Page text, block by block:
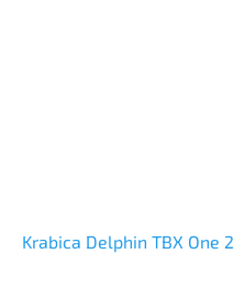
Krabica Delphin TBX One